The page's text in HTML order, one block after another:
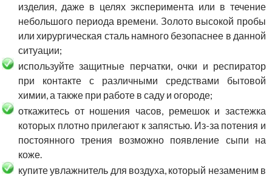
изделия, даже в целях эксперимента или в течение
небольшого периода времени. Золото высокой пробы
или хирургическая сталь намного безопаснее в данной
ситуации;
используйте защитные перчатки, очки и респиратор
при контакте с различными средствами бытовой
химии, а также при работе в саду и огороде;
откажитесь от ношения часов, ремешок и застежка
которых плотно прилегают к запястью. Из-за потения и
постоянного трения возможно появление сыпи на
коже.
купите увлажнитель для воздуха, который незаменим в